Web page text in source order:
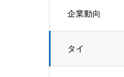
企業動向
タイ